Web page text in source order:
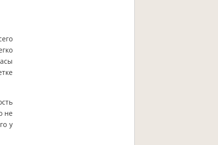
не
у